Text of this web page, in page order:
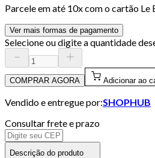
Parcele em até 10x com o cartão Le
Ver mais formas de pagamento
Selecione ou digite a quantidade
COMPRAR AGORA Adicionar ao
Vendido e entregue por:SHOPHUB
Consultar frete e prazo
Descrição do produto